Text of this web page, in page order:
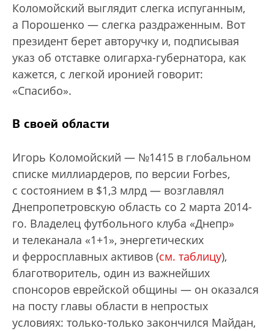
Коломойский выглядит слегка испуганным,
а Порошенко — слегка раздраженным. Вот
президент берет авторучку и, подписывая
указ об отставке олигарха-губернатора, как
кажется, с легкой иронией говорит:
«Спасибо».
В своей области
Игорь Коломойский — №1415 в глобальном
списке миллиардеров, по версии Forbes,
с состоянием в $1,3 млрд — возглавлял
Днепропетровскую область со 2 марта 2014-
го. Владелец футбольного клуба «Днепр»
и телеканала «1+1», энергетических
и ферросплавных активов (см. таблицу),
благотворитель, один из важнейших
спонсоров еврейской общины — он оказался
на посту главы области в непростых
условиях: только-только закончился Майдан,